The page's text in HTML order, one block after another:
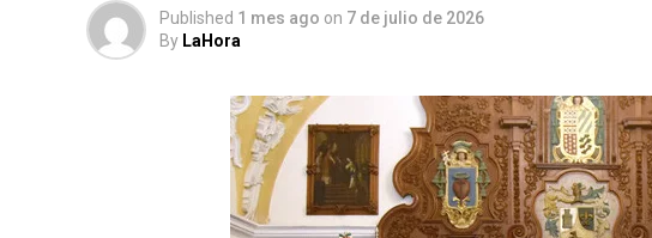
Published 1 mes ago on 7 de julio de 2026
By LaHora